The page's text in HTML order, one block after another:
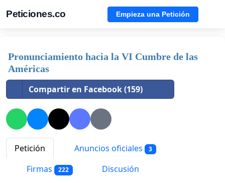
Peticiones.co Empieza una Petición
Pronunciamiento hacia la VI Cumbre de las
Américas
Compartir en Facebook (159)
Petición Anuncios oficiales 3
Firmas 222
Discusión